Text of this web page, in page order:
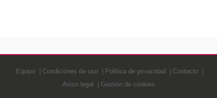
Equipo Condiciones de uso Política de privacidad
Contacto
Aviso legal
Gestión de cookies